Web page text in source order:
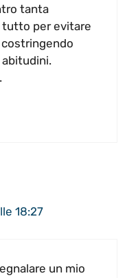
tanta
tutto per evitare
18:27
un mio